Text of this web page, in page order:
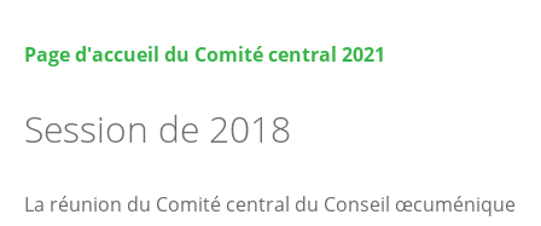
Page d'accueil du Comité central 2021
Session de 2018
La réunion du Comité central du Conseil œcuménique